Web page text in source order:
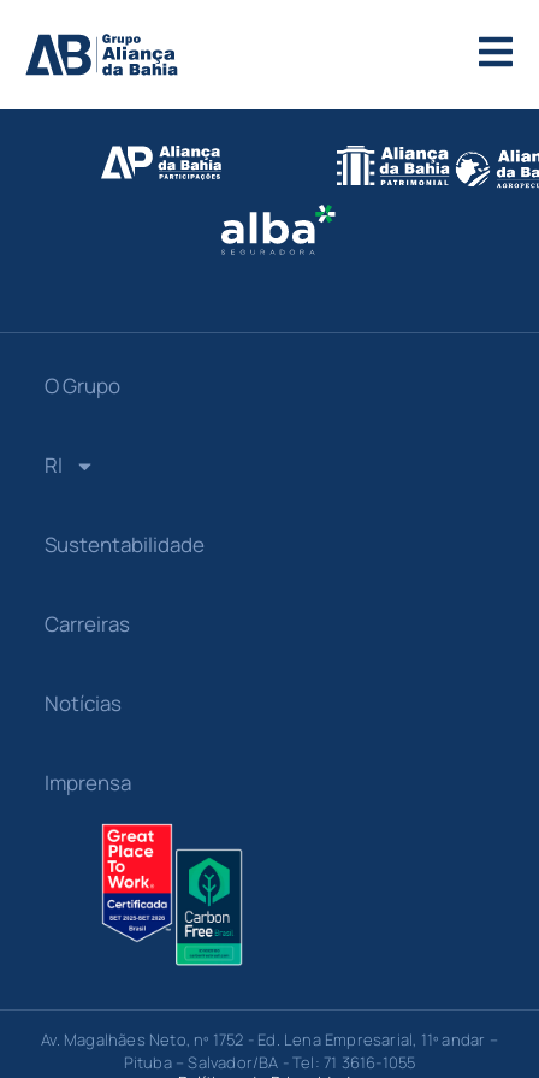
O Grupo
RI
Sustentabilidade
Carreiras
Notícias
Imprensa
Av. Magalhães Neto, nº 1752 - Ed. Lena Empresarial, 11º andar –
Pituba – Salvador/BA - Tel: 71 3616-1055